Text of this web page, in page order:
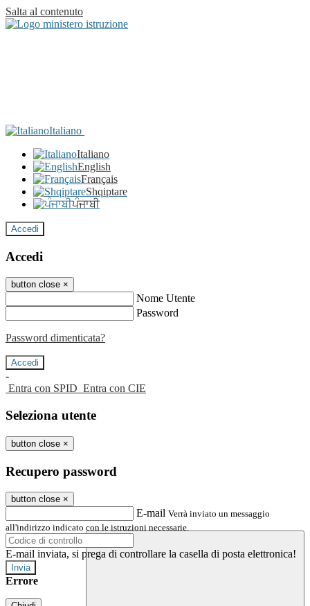
Salta al contenuto
Italiano
Italiano
English
Français
Shqiptare
ਪੰਜਾਬੀ
Accedi
Accedi
button close ×
Nome Utente
Password
Password dimenticata?
-
Entra con SPID Entra con CIE
Seleziona utente
button close ×
Recupero password
button close ×
E-mail Verrà inviato un messaggio
all'indirizzo indicato con le istruzioni necessarie.
E-mail inviata, si prega di controllare la casella di posta elettronica!
Errore